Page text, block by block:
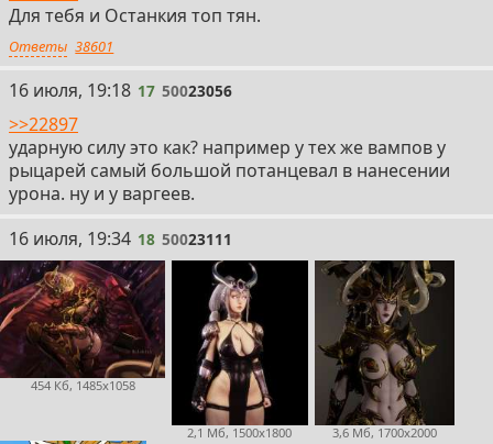
Для тебя и Останкия топ тян.
Ответы 38601
17
16 июля, 19:18 17 50023056
>>22897
ударную силу это как? например у тех же вампов у
рыцарей самый большой потанцевал в нанесении
урона. ну и у варгеев.
18
16 июля, 19:34 18 50023111
454 Кб, 1485x1058
2,1 Мб, 1500x1800 3,6 Мб, 1700x2000